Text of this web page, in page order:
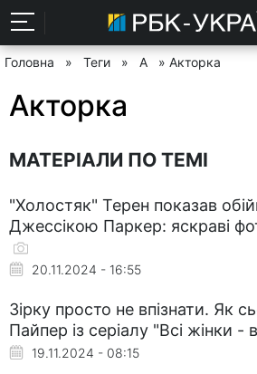
Головна » Теги » А » Акторка
Акторка
МАТЕРІАЛИ ПО ТЕМІ
"Холостяк" Терен показав
Джессікою Паркер: яскраві
20.11.2024 - 16:55
Зірку просто не впізнати. Як
Пайпер із серіалу "Всі жінки -
19.11.2024 - 08:15